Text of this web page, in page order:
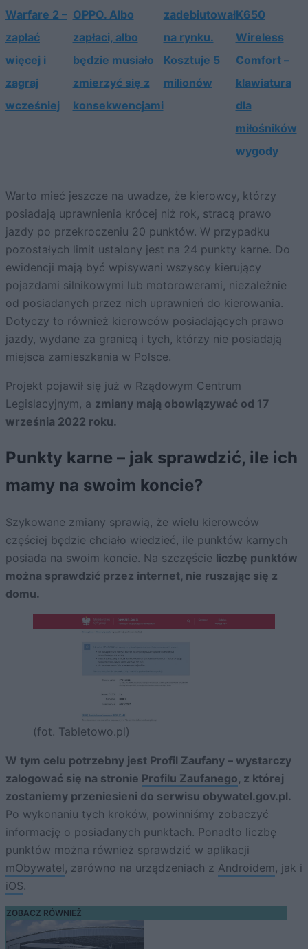
Warfare 2 –
zapłać
więcej i
zagraj
wcześniej
OPPO. Albo
zapłaci, albo
będzie musiało
zmierzyć się z
konsekwencjami
zadebiutował
na rynku.
Kosztuje 5
milionów
K650
Wireless
Comfort –
klawiatura
dla
miłośników
wygody
Warto mieć jeszcze na uwadze, że kierowcy, którzy
posiadają uprawnienia krócej niż rok, stracą prawo
jazdy po przekroczeniu 20 punktów. W przypadku
pozostałych limit ustalony jest na 24 punkty karne. Do
ewidencji mają być wpisywani wszyscy kierujący
pojazdami silnikowymi lub motorowerami, niezależnie
od posiadanych przez nich uprawnień do kierowania.
Dotyczy to również kierowców posiadających prawo
jazdy, wydane za granicą i tych, którzy nie posiadają
miejsca zamieszkania w Polsce.
Projekt pojawił się już w Rządowym Centrum
Legislacyjnym, a zmiany mają obowiązywać od 17
września 2022 roku.
Punkty karne – jak sprawdzić, ile ich
mamy na swoim koncie?
Szykowane zmiany sprawią, że wielu kierowców
częściej będzie chciało wiedzieć, ile punktów karnych
posiada na swoim koncie. Na szczęście liczbę punktów
można sprawdzić przez internet, nie ruszając się z
domu.
(fot. Tabletowo.pl)
W tym celu potrzebny jest Profil Zaufany – wystarczy
zalogować się na stronie Profilu Zaufanego, z której
zostaniemy przeniesieni do serwisu obywatel.gov.pl.
Po wykonaniu tych kroków, powinniśmy zobaczyć
informację o posiadanych punktach. Ponadto liczbę
punktów można również sprawdzić w aplikacji
mObywatel, zarówno na urządzeniach z Androidem, jak i
iOS.
ZOBACZ RÓWNIEŻ